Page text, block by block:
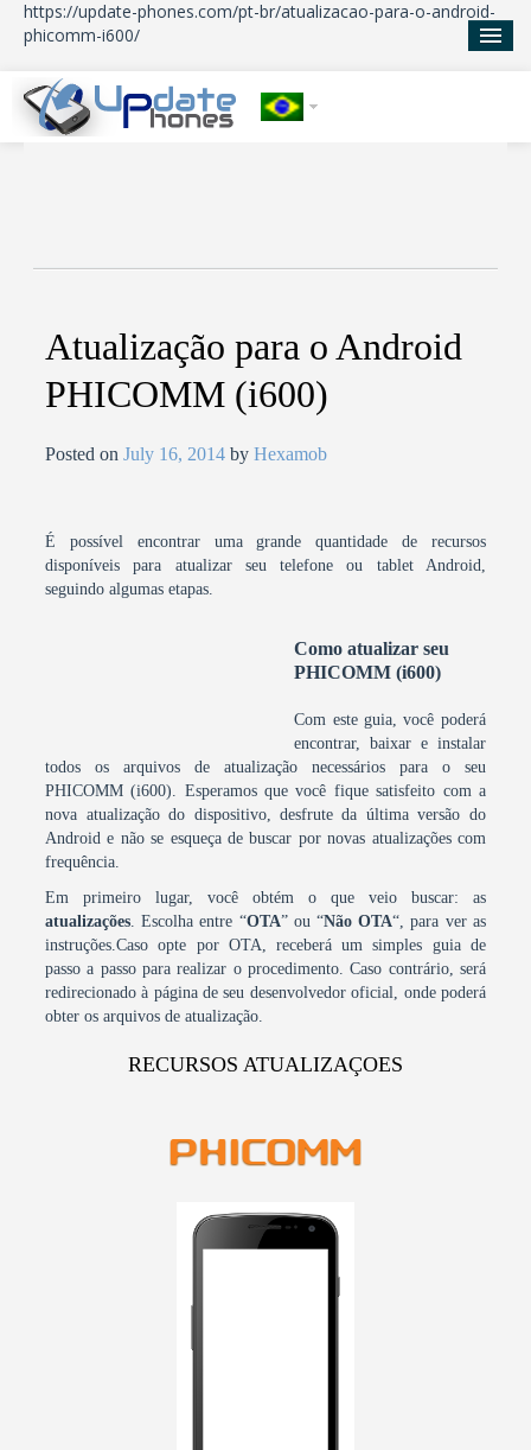
https://update-phones.com/pt-br/atualizacao-para-o-android-
phicomm-i600/
Atualização para o Android
PHICOMM (i600)
Posted onJuly 16, 2014 byHexamob
É possível encontrar uma grande quantidade de recursos
disponíveis para atualizar seu telefone ou tablet Android,
seguindo algumas etapas.
Como atualizar seu
PHICOMM (i600)
Com este guia, você poderá
encontrar, baixar e instalar
todos os arquivos de atualização necessários para o seu
PHICOMM (i600). Esperamos que você fique satisfeito com a
nova atualização do dispositivo, desfrute da última versão do
Android e não se esqueça de buscar por novas atualizações com
frequência.
Em primeiro lugar, você obtém o que veio buscar: as
atualizações. Escolha entre “OTA” ou “Não OTA“, para ver as
instruções.Caso opte por OTA, receberá um simples guia de
passo a passo para realizar o procedimento. Caso contrário, será
redirecionado à página de seu desenvolvedor oficial, onde poderá
obter os arquivos de atualização.
RECURSOS ATUALIZAÇOES